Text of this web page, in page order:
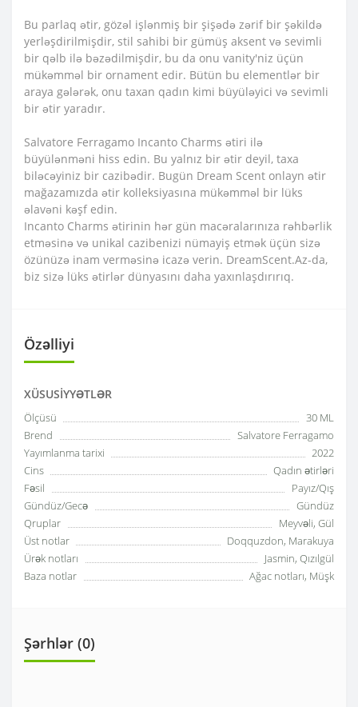
Bu parlaq ətir, gözəl işlənmiş bir şişədə zərif bir şəkildə
yerləşdirilmişdir, stil sahibi bir gümüş aksent və sevimli
bir qəlb ilə bəzədilmişdir, bu da onu vanity'niz üçün
mükəmməl bir ornament edir. Bütün bu elementlər bir
araya gələrək, onu taxan qadın kimi büyüləyici və sevimli
bir ətir yaradır.
Salvatore Ferragamo Incanto Charms ətiri ilə
büyülənməni hiss edin. Bu yalnız bir ətir deyil, taxa
biləcəyiniz bir cazibədir. Bugün Dream Scent onlayn ətir
mağazamızda ətir kolleksiyasına mükəmməl bir lüks
əlavəni kəşf edin.
Incanto Charms ətirinin hər gün macəralarınıza rəhbərlik
etməsinə və unikal cazibenizi nümayiş etmək üçün sizə
özünüzə inam verməsinə icazə verin. DreamScent.Az-da,
biz sizə lüks ətirlər dünyasını daha yaxınlaşdırırıq.
Özəlliyi
XÜSUSIYYƏTLƏR
Ölçüsü
30 ML
Brend
Salvatore Ferragamo
Yayımlanma tarixi
2022
Cins
Qadın ətirləri
Fəsil
Payız/Qış
Gündüz/Gecə
Gündüz
Qruplar
Meyvəli, Gül
Üst notlar
Doqquzdon, Marakuya
Ürək notları
Jasmin, Qızılgül
Baza notlar
Ağac notları, Müşk
Şərhlər (0)